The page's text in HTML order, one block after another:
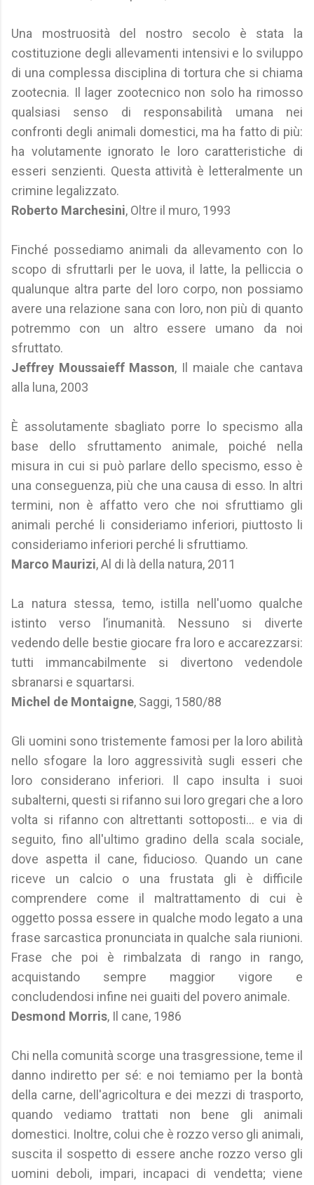
Una mostruosità del nostro secolo è stata la
costituzione degli allevamenti intensivi e lo sviluppo
di una complessa disciplina di tortura che si chiama
zootecnia. Il lager zootecnico non solo ha rimosso
qualsiasi senso di responsabilità umana nei
confronti degli animali domestici, ma ha fatto di più:
ha volutamente ignorato le loro caratteristiche di
esseri senzienti. Questa attività è letteralmente un
crimine legalizzato.
Roberto Marchesini, Oltre il muro, 1993
Finché possediamo animali da allevamento con lo
scopo di sfruttarli per le uova, il latte, la pelliccia o
qualunque altra parte del loro corpo, non possiamo
avere una relazione sana con loro, non più di quanto
potremmo con un altro essere umano da noi
sfruttato.
Jeffrey Moussaieff Masson, Il maiale che cantava
alla luna, 2003
È assolutamente sbagliato porre lo specismo alla
base dello sfruttamento animale, poiché nella
misura in cui si può parlare dello specismo, esso è
una conseguenza, più che una causa di esso. In altri
termini, non è affatto vero che noi sfruttiamo gli
animali perché li consideriamo inferiori, piuttosto li
consideriamo inferiori perché li sfruttiamo.
Marco Maurizi, Al di là della natura, 2011
La natura stessa, temo, istilla nell'uomo qualche
istinto verso l’inumanità. Nessuno si diverte
vedendo delle bestie giocare fra loro e accarezzarsi:
tutti immancabilmente si divertono vedendole
sbranarsi e squartarsi.
Michel de Montaigne, Saggi, 1580/88
Gli uomini sono tristemente famosi per la loro abilità
nello sfogare la loro aggressività sugli esseri che
loro considerano inferiori. Il capo insulta i suoi
subalterni, questi si rifanno sui loro gregari che a loro
volta si rifanno con altrettanti sottoposti... e via di
seguito, fino all'ultimo gradino della scala sociale,
dove aspetta il cane, fiducioso. Quando un cane
riceve un calcio o una frustata gli è difficile
comprendere come il maltrattamento di cui è
oggetto possa essere in qualche modo legato a una
frase sarcastica pronunciata in qualche sala riunioni.
Frase che poi è rimbalzata di rango in rango,
acquistando sempre maggior vigore e
concludendosi infine nei guaiti del povero animale.
Desmond Morris, Il cane, 1986
Chi nella comunità scorge una trasgressione, teme il
danno indiretto per sé: e noi temiamo per la bontà
della carne, dell'agricoltura e dei mezzi di trasporto,
quando vediamo trattati non bene gli animali
domestici. Inoltre, colui che è rozzo verso gli animali,
suscita il sospetto di essere anche rozzo verso gli
uomini deboli, impari, incapaci di vendetta; viene